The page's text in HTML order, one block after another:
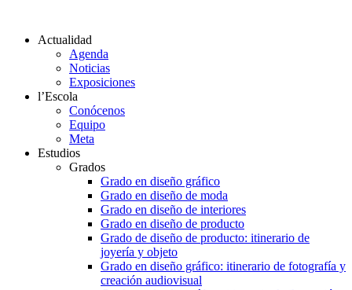
Actualidad
Agenda
Noticias
Exposiciones
l’Escola
Conócenos
Equipo
Meta
Estudios
Grados
Grado en diseño gráfico
Grado en diseño de moda
Grado en diseño de interiores
Grado en diseño de producto
Grado de diseño de producto: itinerario de
joyería y objeto
Grado en diseño gráfico: itinerario de fotografía y
creación audiovisual